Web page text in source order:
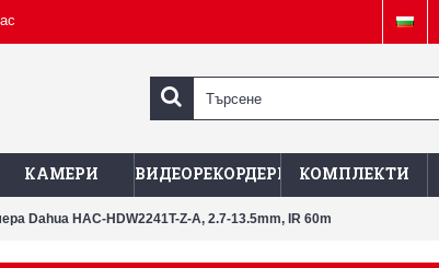
КАМЕРИ ВИДЕОРЕКОРДЕРИ КОМПЛЕКТИ
Dahua HAC-HDW2241T-Z-A, 2.7-13.5mm, IR 60m